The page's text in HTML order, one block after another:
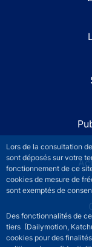
Lors de la consultation
sont déposés sur votre
fonctionnement de ce
cookies de mesure de
sont exemptés de
Des fonctionnalités de
tiers (Dailymotion,
cookies pour des
Footer